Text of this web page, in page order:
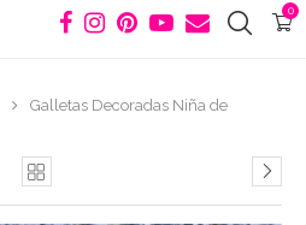
0
Galletas Decoradas Niña de